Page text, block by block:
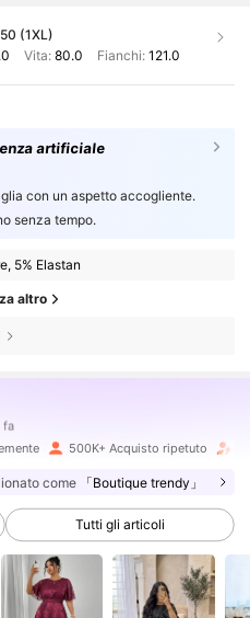
(1XL)
Vita: 80.0 Fianchi: 121.0
artificiale
con un aspetto accogliente.
senza tempo.
5% Elastan
altro
fa
500K+ Acquisto ripetuto
come 「Boutique trendy」
Tutti gli articoli